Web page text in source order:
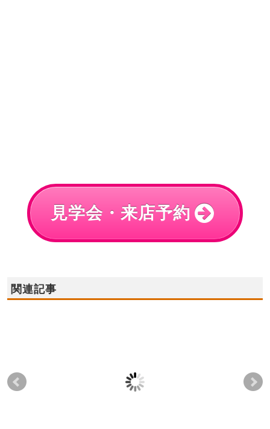
見学会・来店予約
関連記事
2022年7月23日(土),24
2023年1月14日(土),15